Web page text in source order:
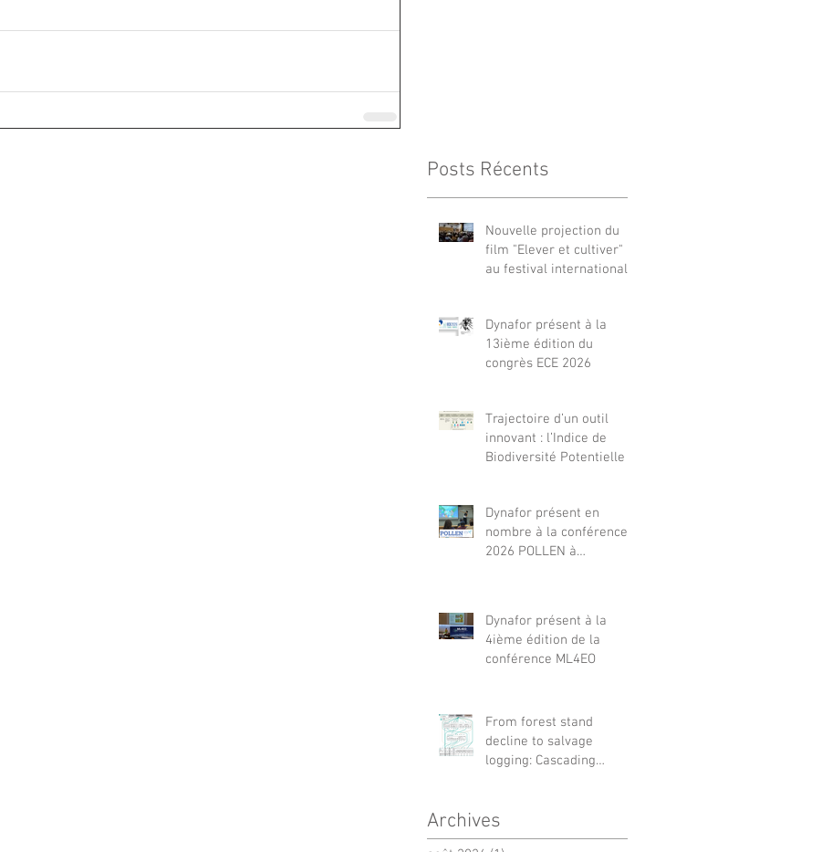
Posts Récents
Nouvelle projection du
film "Elever et cultiver"
au festival international
2026
Dynafor présent à la
13ième édition du
congrès ECE 2026
Trajectoire d’un outil
innovant : l’Indice de
Biodiversité Potentielle
Dynafor présent en
nombre à la conférence
2026 POLLEN à
Dynafor présent à la
4ième édition de la
conférence ML4EO
From forest stand
decline to salvage
logging: Cascading
Archives